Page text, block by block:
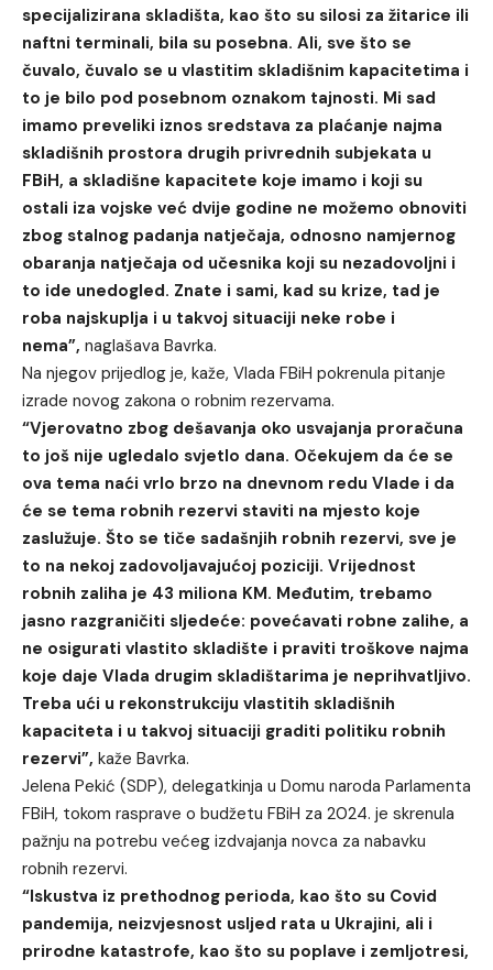
specijalizirana skladišta, kao što su silosi za žitarice ili
naftni terminali, bila su posebna. Ali, sve što se
čuvalo, čuvalo se u vlastitim skladišnim kapacitetima i
to je bilo pod posebnom oznakom tajnosti. Mi sad
imamo preveliki iznos sredstava za plaćanje najma
skladišnih prostora drugih privrednih subjekata u
FBiH, a skladišne kapacitete koje imamo i koji su
ostali iza vojske već dvije godine ne možemo obnoviti
zbog stalnog padanja natječaja, odnosno namjernog
obaranja natječaja od učesnika koji su nezadovoljni i
to ide unedogled. Znate i sami, kad su krize, tad je
roba najskuplja i u takvoj situaciji neke robe i
nema”, naglašava Bavrka.
Na njegov prijedlog je, kaže, Vlada FBiH pokrenula pitanje
izrade novog zakona o robnim rezervama.
“Vjerovatno zbog dešavanja oko usvajanja proračuna
to još nije ugledalo svjetlo dana. Očekujem da će se
ova tema naći vrlo brzo na dnevnom redu Vlade i da
će se tema robnih rezervi staviti na mjesto koje
zaslužuje. Što se tiče sadašnjih robnih rezervi, sve je
to na nekoj zadovoljavajućoj poziciji. Vrijednost
robnih zaliha je 43 miliona KM. Međutim, trebamo
jasno razgraničiti sljedeće: povećavati robne zalihe, a
ne osigurati vlastito skladište i praviti troškove najma
koje daje Vlada drugim skladištarima je neprihvatljivo.
Treba ući u rekonstrukciju vlastitih skladišnih
kapaciteta i u takvoj situaciji graditi politiku robnih
rezervi”, kaže Bavrka.
Jelena Pekić (SDP), delegatkinja u Domu naroda Parlamenta
FBiH, tokom rasprave o budžetu FBiH za 2024. je skrenula
pažnju na potrebu većeg izdvajanja novca za nabavku
robnih rezervi.
“Iskustva iz prethodnog perioda, kao što su Covid
pandemija, neizvjesnost usljed rata u Ukrajini, ali i
prirodne katastrofe, kao što su poplave i zemljotresi,